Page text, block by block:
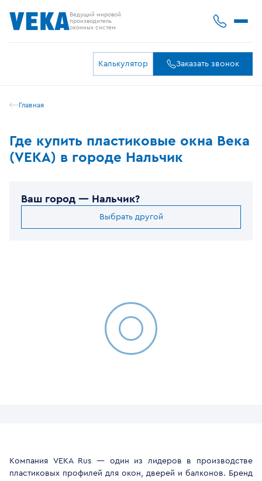
Ведущий мировой
производитель
оконных систем
Калькулятор Заказать звонок
Главная
Где купить пластиковые окна Века
(VEKA) в городе Нальчик
Ваш город — Нальчик?
Выбрать другой
Компания VEKA Rus — один из лидеров в производстве
пластиковых профилей для окон, дверей и балконов. Бренд